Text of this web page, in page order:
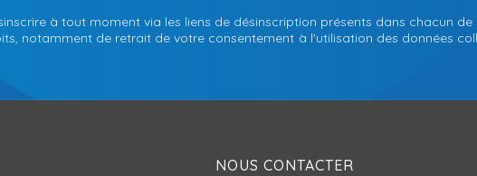
à tout moment via les liens de désinscription présents dans chacun de
notamment de retrait de votre consentement à l'utilisation des données
NOUS CONTACTER